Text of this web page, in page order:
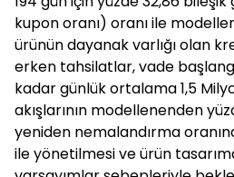
kupon oranı) oranı ile
ürünün dayanak varlığı olan
erken tahsilatlar, vade
kadar günlük ortalama 1,5
akışlarının modellenenden
yeniden nemalandırma
ile yönetilmesi ve ürün